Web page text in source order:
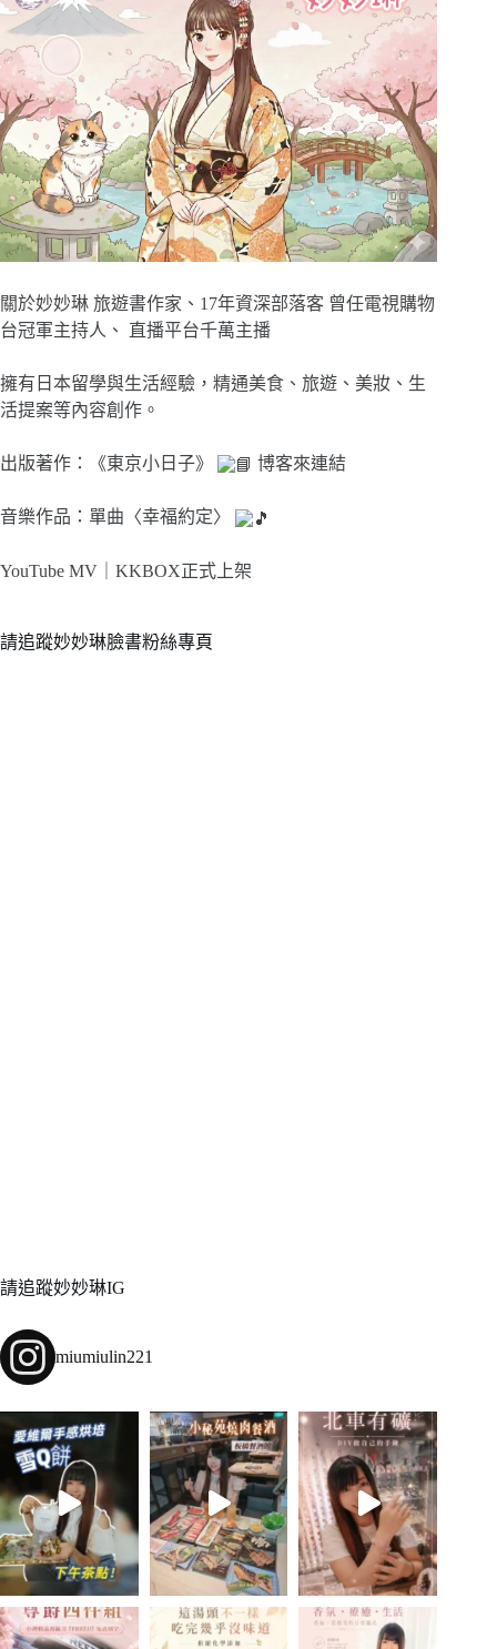
關於妙妙琳 旅遊書作家、17年資深部落客 曾任電視購物
台冠軍主持人、 直播平台千萬主播
擁有日本留學與生活經驗，精通美食、旅遊、美妝、生
活提案等內容創作。
出版著作：《東京小日子》 博客來連結
音樂作品：單曲〈幸福約定〉
YouTube MV｜ KKBOX正式上架
請追蹤妙妙琳臉書粉絲專頁
請追蹤妙妙琳IG
miumiulin221